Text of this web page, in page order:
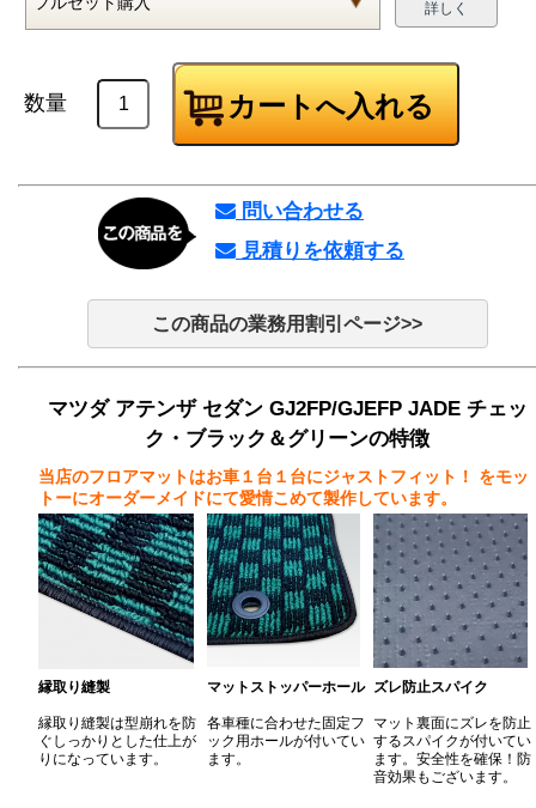
詳しく
数量
問い合わせる
見積りを依頼する
この商品の業務用割引ページ>>
マツダ アテンザ セダン GJ2FP/GJEFP JADE チェッ
ク・ブラック＆グリーンの特徴
当店のフロアマットはお車１台１台にジャストフィット！
をモッ
トーにオーダーメイドにて愛情こめて製作しています。
縁取り縫製
縁取り縫製は型崩れを防
ぐしっかりとした仕上が
りになっています。
マットストッパーホール
各車種に合わせた固定フ
ック用ホールが付いてい
ます。
ズレ防止スパイク
マット裏面にズレを防止
するスパイクが付いてい
ます。安全性を確保！防
音効果もございます。